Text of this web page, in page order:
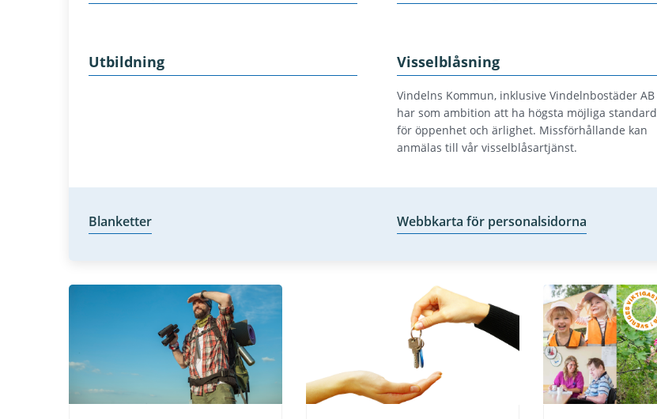
Utbildning Visselblåsning
Vindelns Kommun, inklusive Vindelnbostäder AB
har som ambition att ha högsta möjliga standard
för öppenhet och ärlighet. Missförhållande kan
anmälas till vår visselblåsartjänst.
Blanketter Webbkarta för personalsidorna